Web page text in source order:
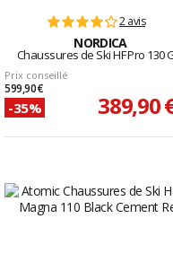
2 avis
NORDICA
Chaussures de Ski HF Pro 130
Prix conseillé
599,90 €
-35% 389,90